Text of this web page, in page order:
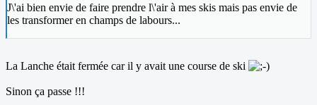
J\'ai bien envie de faire prendre l\'air à mes skis mais pas envie de
les transformer en champs de labours...
La Lanche était fermée car il y avait une course de ski
Sinon ça passe !!!